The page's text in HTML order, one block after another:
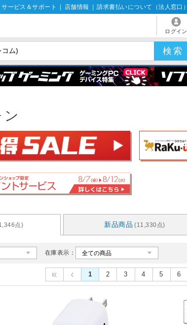
サービス＆サポート 店舗情報 請求書払いについて（法人窓口）
ログイン
ン
点) 新品商品 (11,330点)
在庫表示：
1 2 3 4 5 6